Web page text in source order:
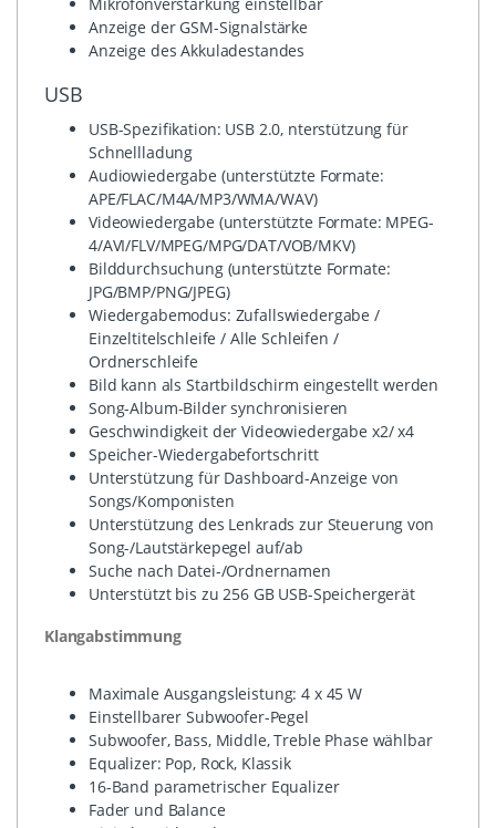
Anzeige der GSM-Signalstärke
Anzeige des Akkuladestandes
USB
USB-Spezifikation: USB 2.0, nterstützung für
Schnellladung
Audiowiedergabe (unterstützte Formate:
APE/FLAC/M4A/MP3/WMA/WAV)
Videowiedergabe (unterstützte Formate: MPEG-
4/AVI/FLV/MPEG/MPG/DAT/VOB/MKV)
Bilddurchsuchung (unterstützte Formate:
JPG/BMP/PNG/JPEG)
Wiedergabemodus: Zufallswiedergabe /
Einzeltitelschleife / Alle Schleifen /
Ordnerschleife
Bild kann als Startbildschirm eingestellt werden
Song-Album-Bilder synchronisieren
Geschwindigkeit der Videowiedergabe x2/ x4
Speicher-Wiedergabefortschritt
Unterstützung für Dashboard-Anzeige von
Songs/Komponisten
Unterstützung des Lenkrads zur Steuerung von
Song-/Lautstärkepegel auf/ab
Suche nach Datei-/Ordnernamen
Unterstützt bis zu 256 GB USB-Speichergerät
Klangabstimmung
Maximale Ausgangsleistung: 4 x 45 W
Einstellbarer Subwoofer-Pegel
Subwoofer, Bass, Middle, Treble Phase wählbar
Equalizer: Pop, Rock, Klassik
16-Band parametrischer Equalizer
Fader und Balance